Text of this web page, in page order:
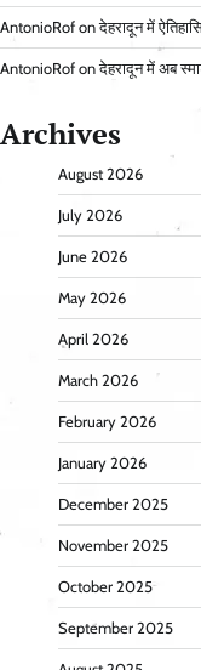
AntonioRof onदेहरादून में
AntonioRof onदेहरादून में अब
Archives
August 2026
July 2026
June 2026
May 2026
April 2026
March 2026
February 2026
January 2026
December 2025
November 2025
October 2025
September 2025